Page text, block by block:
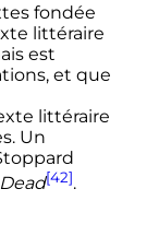
fondée
littéraire
est
et que
littéraire
Un
[42].